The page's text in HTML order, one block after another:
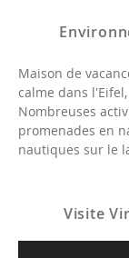
Maison de
calme dans
Nombreuses
promenades en
nautiques sur le
Visite